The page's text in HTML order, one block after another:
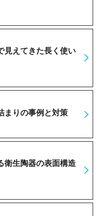
見えてきた長く使い
まりの事例と対策
衛生陶器の表面構造